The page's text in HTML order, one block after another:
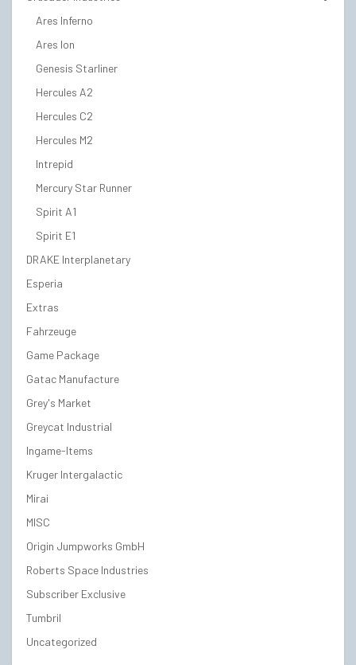
Ares Inferno
Ares Ion
Genesis Starliner
Hercules A2
Hercules C2
Hercules M2
Intrepid
Mercury Star Runner
Spirit A1
Spirit E1
DRAKE Interplanetary
Esperia
Extras
Fahrzeuge
Game Package
Gatac Manufacture
Grey's Market
Greycat Industrial
Ingame-Items
Kruger Intergalactic
Mirai
MISC
Origin Jumpworks GmbH
Roberts Space Industries
Subscriber Exclusive
Tumbril
Uncategorized